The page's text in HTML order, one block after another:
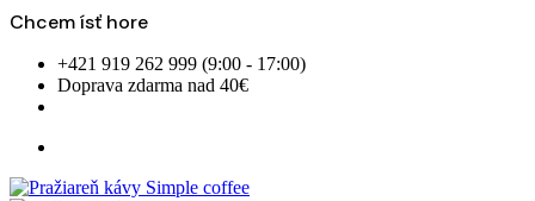
Chcem ísť hore
Skip
content
+421 919 262 999 (9:00 - 17:00)
Doprava zdarma nad 40€